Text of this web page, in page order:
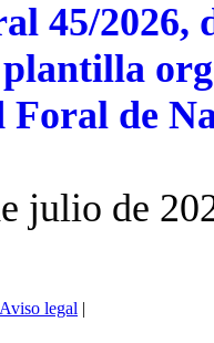
45/2026,
de
julio de
Aviso legal |